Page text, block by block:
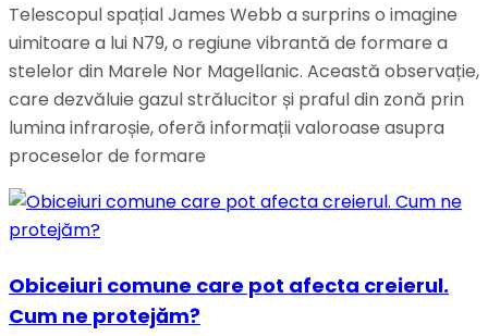
Telescopul spațial James Webb a surprins o imagine
uimitoare a lui N79, o regiune vibrantă de formare a
stelelor din Marele Nor Magellanic. Această observație,
care dezvăluie gazul strălucitor și praful din zonă prin
lumina infraroșie, oferă informații valoroase asupra
proceselor de formare
Obiceiuri comune care pot afecta creierul.
Cum ne protejăm?